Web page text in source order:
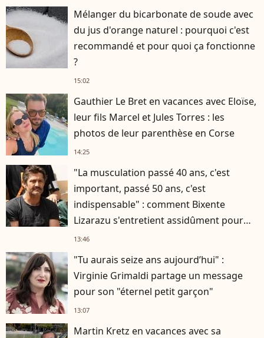
Mélanger du bicarbonate de soude avec
du jus d'orange naturel : pourquoi c'est
recommandé et pour quoi ça fonctionne
?
15:02
Gauthier Le Bret en vacances avec Eloïse,
leur fils Marcel et Jules Torres : les
photos de leur parenthèse en Corse
14:25
"La musculation passé 40 ans, c'est
important, passé 50 ans, c'est
indispensable" : comment Bixente
Lizarazu s'entretient assidûment pour
rester musclé à 56 ans ?
13:46
"Tu aurais seize ans aujourd’hui" :
Virginie Grimaldi partage un message
pour son "éternel petit garçon"
13:07
Martin Kretz en vacances avec sa